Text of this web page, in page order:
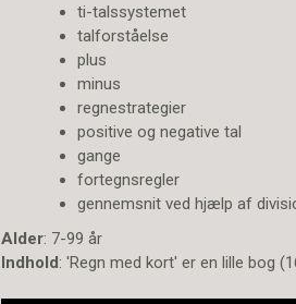
ti-talssystemet
talforståelse
plus
minus
regnestrategier
positive og negative tal
gange
fortegnsregler
gennemsnit ved hjælp af
Alder: 7-99 år
Indhold: 'Regn med kort' er en lille bog